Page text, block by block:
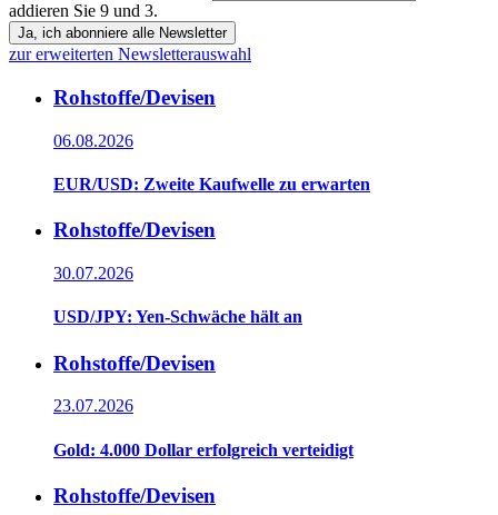
addieren Sie 9 und 3.
Ja, ich abonniere alle Newsletter
zur erweiterten Newsletterauswahl
Rohstoffe/Devisen
06.08.2026
EUR/USD: Zweite Kaufwelle zu erwarten
Rohstoffe/Devisen
30.07.2026
USD/JPY: Yen-Schwäche hält an
Rohstoffe/Devisen
23.07.2026
Gold: 4.000 Dollar erfolgreich verteidigt
Rohstoffe/Devisen